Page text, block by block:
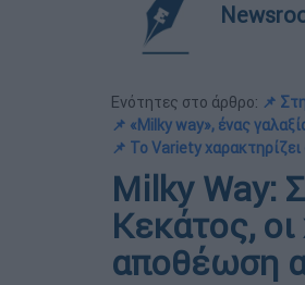
Ενότητες στο άρθρο: 📌
📌 «Milky way», ένας
📌 Το Variety
Milky Way:
Κεκάτος,
αποθέωση